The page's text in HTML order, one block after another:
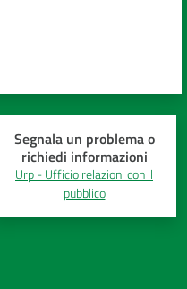
Segnala un problema o
richiedi informazioni
Urp - Ufficio relazioni con il
pubblico